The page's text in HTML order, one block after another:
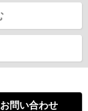
お問い合わせ